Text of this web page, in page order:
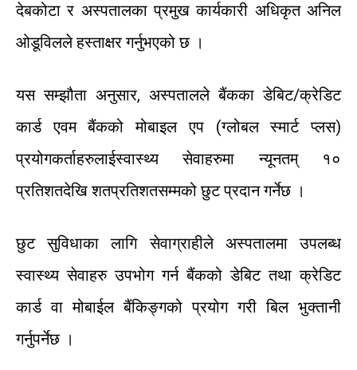
देबकोटा र अस्पतालका प्रमुख कार्यकारी अधिकृत अनिल
ओडूविललेहस्ताक्षर गर्नुभएको छ ।
यस सम्झौता अनुसार, अस्पतालले बैंकका डेबिट/क्रेडिट
कार्डएवमबैंकको मोबाइल एप(ग्लोबल स्मार्ट प्लस)
प्रयोगकर्ताहरुलाईस्वास्थ्य सेवाहरुमा न्यूनतम्
१०
प्रतिशतदेखि शतप्रतिशतसम्मको छुट प्रदान गर्नेछ ।
छुट सुविधाका लागि सेवाग्राहीले अस्पतालमा
उपलब्ध
स्वास्थ्य सेवाहरु उपभोग गर्न बैंकको डेबिट तथा क्रेडिट
कार्ड वा मोबाईलबैंकिङ्गको प्रयोग गरी बिल भुक्तानी
गर्नुपर्नेछ ।